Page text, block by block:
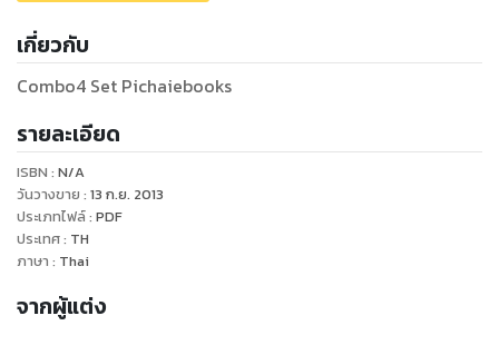
เกี่ยวกับ
Combo4 Set Pichaiebooks
รายละเอียด
ISBN : N/A
วันวางขาย : 13 ก.ย. 2013
ประเภทไฟล์: PDF
ประเทศ: TH
ภาษา : Thai
จากผู้แต่ง